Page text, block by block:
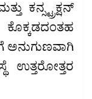
ಕನ್ಸ್ಟ್ರಕ್ಷನ್
ಅನುಗುಣವಾಗಿ
ಉತ್ತರೋತ್ತರ